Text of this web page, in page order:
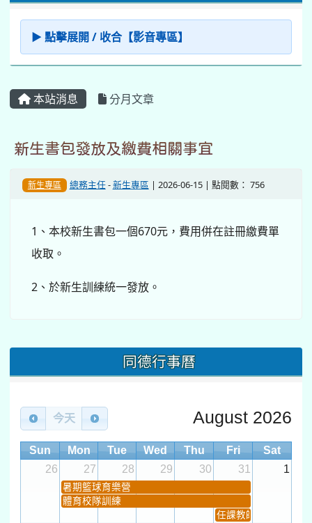
▶ 點擊展開 / 收合【影音專區】
本站消息 分月文章
新生書包發放及繳費相關事宜
新生專區 總務主任-新生專區 | 2026-06-15 | 點閱數： 756
1、本校新生書包一個670元，費用併在註冊繳費單
收取。
2、於新生訓練統一發放。
同德行事曆
今天 August 2026
Sun Mon Tue Wed Thu Fri
Sat
26
27 28 29 30 31 1
暑期籃球育樂營
體育校隊訓練
任課教師抽籤